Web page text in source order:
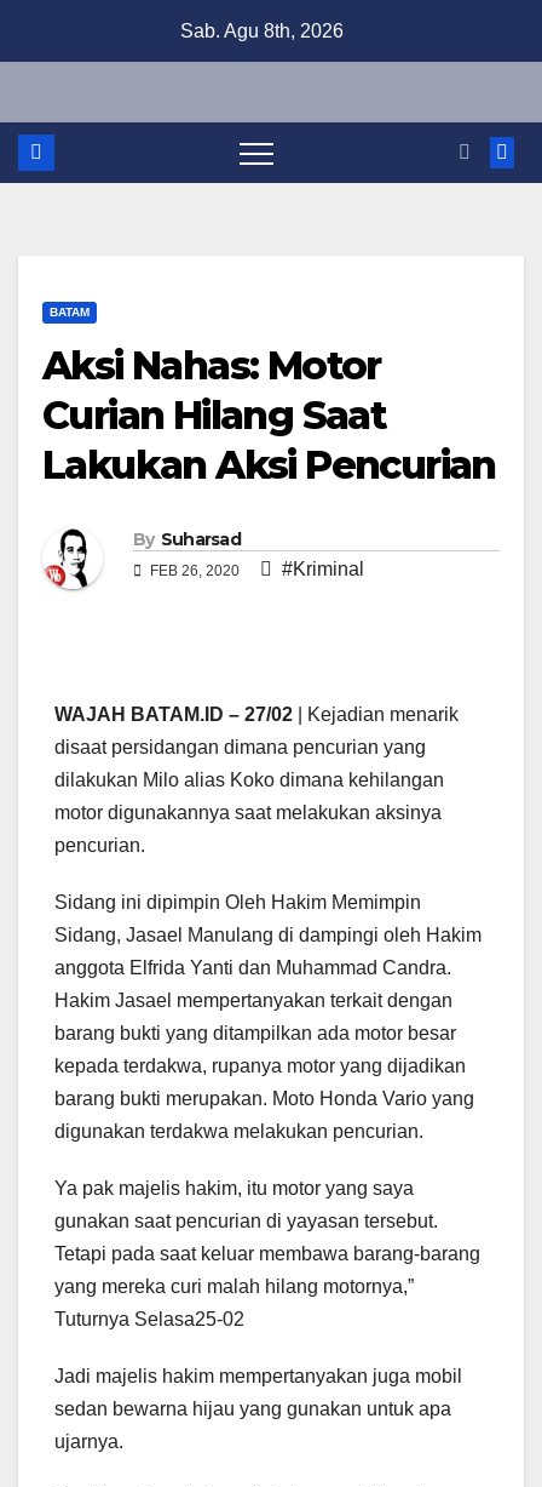
Sab. Agu 8th, 2026
BATAM
Aksi Nahas: Motor
Curian Hilang Saat
Lakukan Aksi Pencurian
By Suharsad
FEB 26, 2020 #Kriminal
WAJAH BATAM.ID – 27/02 | Kejadian menarik
disaat persidangan dimana pencurian yang
dilakukan Milo alias Koko dimana kehilangan
motor digunakannya saat melakukan aksinya
pencurian.
Sidang ini dipimpin Oleh Hakim Memimpin
Sidang, Jasael Manulang di dampingi oleh Hakim
anggota Elfrida Yanti dan Muhammad Candra.
Hakim Jasael mempertanyakan terkait dengan
barang bukti yang ditampilkan ada motor besar
kepada terdakwa, rupanya motor yang dijadikan
barang bukti merupakan. Moto Honda Vario yang
digunakan terdakwa melakukan pencurian.
Ya pak majelis hakim, itu motor yang saya
gunakan saat pencurian di yayasan tersebut.
Tetapi pada saat keluar membawa barang-barang
yang mereka curi malah hilang motornya,”
Tuturnya Selasa25-02
Jadi majelis hakim mempertanyakan juga mobil
sedan bewarna hijau yang gunakan untuk apa
ujarnya.